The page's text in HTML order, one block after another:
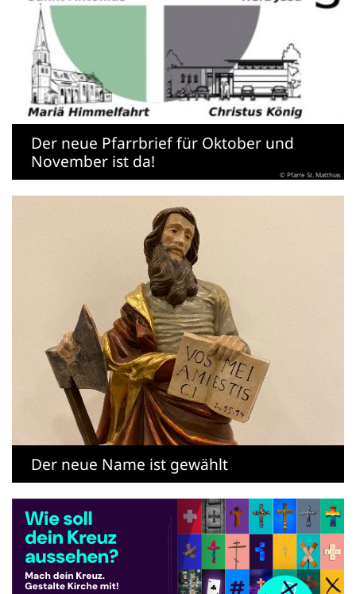
Der neue Pfarrbrief für Oktober und
November ist da!
© Pfarre St. Matthias
Der neue Name ist gewählt